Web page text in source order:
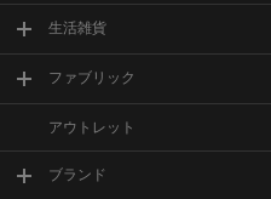
生活雑貨
ファブリック
アウトレット
ブランド